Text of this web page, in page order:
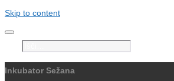
Skip to content
Inkubator Sežana